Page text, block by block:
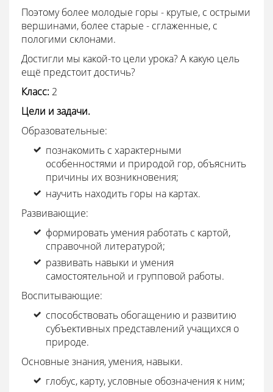
Поэтому более молодые горы - крутые, с острыми
вершинами, более старые - сглаженные, с
пологими склонами.
Достигли мы какой-то цели урока? А какую цель
ещё предстоит достичь?
Класс: 2
Цели и задачи.
Образовательные:
познакомить с характерными
особенностями и природой гор, объяснить
причины их возникновения;
научить находить горы на картах.
Развивающие:
формировать умения работать с картой,
справочной литературой;
развивать навыки и умения
самостоятельной и групповой работы.
Воспитывающие:
способствовать обогащению и развитию
субъективных представлений учащихся о
природе.
Основные знания, умения, навыки.
глобус, карту, условные обозначения к ним;